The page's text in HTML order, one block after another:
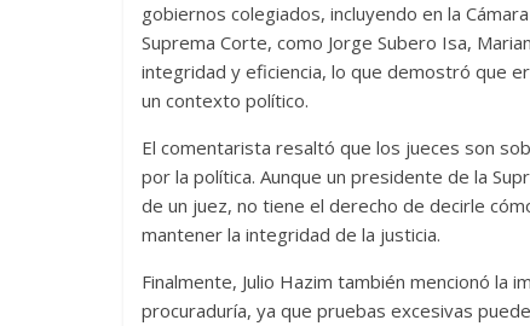
gobiernos colegiados, incluyendo en la
Suprema Corte, como Jorge Subero Isa,
integridad y eficiencia, lo que demostró que
un contexto político.
El comentarista resaltó que los jueces son
por la política. Aunque un presidente de la
de un juez, no tiene el derecho de decirle
mantener la integridad de la justicia.
Finalmente, Julio Hazim también mencionó la
procuraduría, ya que pruebas excesivas